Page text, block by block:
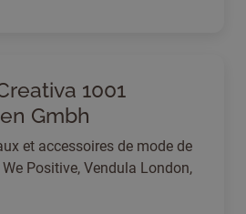
1001
Gmbh
et accessoires de mode de
Positive, Vendula London,